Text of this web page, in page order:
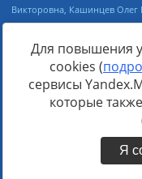
https://
inostrannyih-agentov-
Для повышения
cookies (
сервисы
которые
Я